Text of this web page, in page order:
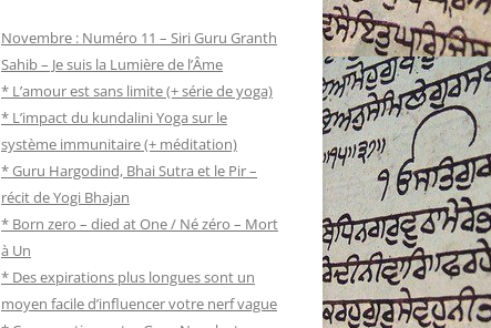
Novembre : Numéro 11 – Siri Guru Granth
Sahib – Je suis la Lumière de l’Âme
* L’amour est sans limite (+ série de yoga)
* L’impact du kundalini Yoga sur le
système immunitaire (+ méditation)
* Guru Hargodind, Bhai Sutra et le Pir –
récit de Yogi Bhajan
* Born zero – died at One / Né zéro – Mort
à Un
* Des expirations plus longues sont un
moyen facile d’influencer votre nerf vague